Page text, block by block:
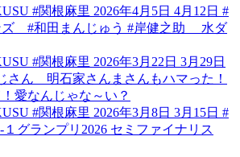
#関根麻里 2026年4月5日 4月12日 #
ズ #和田まんじゅう #岸健之助 水ダ
#関根麻里 2026年3月22日 3月29日
さん 明石家さんまさんもハマった！
愛なんじゃな～い？
#関根麻里 2026年3月8日 3月15日 #
グランプリ2026 セミファイナリス